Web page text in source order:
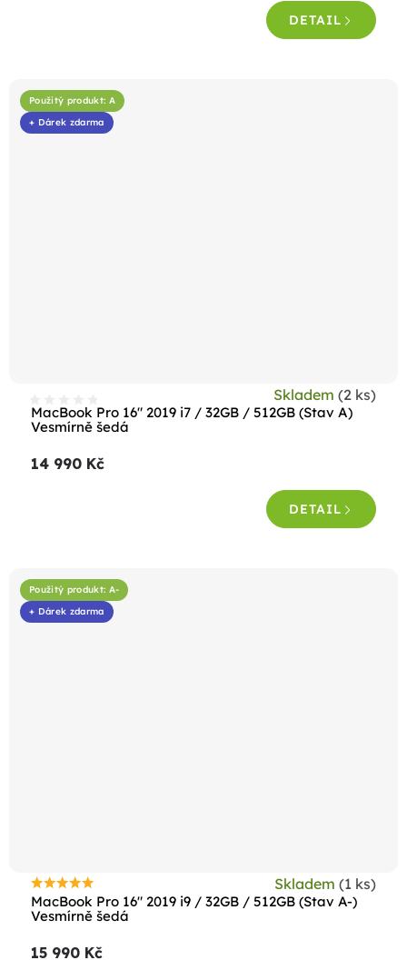
DETAIL
Použitý produkt: A
+ Dárek zdarma
MacBook Pro 16" 2019 i7 / 32GB / 512GB (Stav A)
Vesmírně šedá
Skladem (2 ks)
14 990 Kč
DETAIL
Použitý produkt: A-
+ Dárek zdarma
MacBook Pro 16" 2019 i9 / 32GB / 512GB (Stav A-)
Vesmírně šedá
Průměrné
hodnocení
Skladem (1 ks)
15 990 Kč